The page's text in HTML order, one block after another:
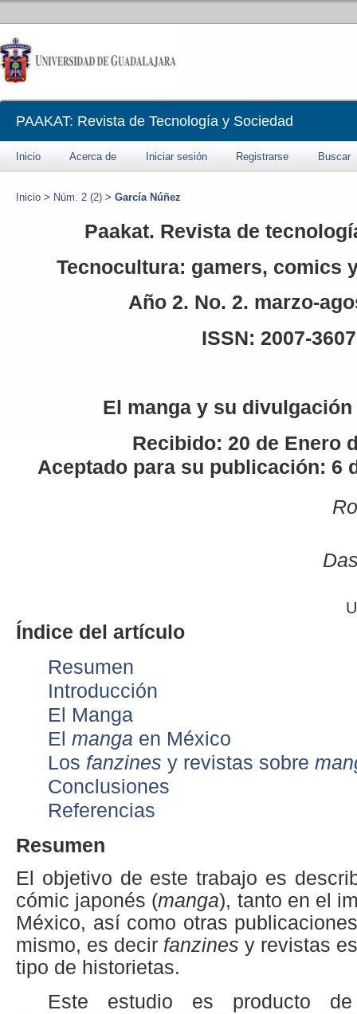
PAAKAT: Revista de Tecnología y Sociedad
Inicio Acerca de Iniciar sesión Registrarse Buscar
Inicio > Núm. 2 (2) > García Núñez
Paakat. Revista de
Tecnocultura: gamers, comics
Año 2. No. 2. marzo-
ISSN: 2007-3607
El manga y su
Recibido: 20 de Enero
Aceptado para su publicación: 6
Índice del artículo
Resumen
Introducción
El Manga
El manga en México
Los fanzines y revistas sobre
Conclusiones
Referencias
Resumen
El objetivo de este trabajo es
cómic japonés (manga), tanto en el
México, así como otras
mismo, es decir fanzines y revistas
tipo de historietas.
Este estudio es producto de